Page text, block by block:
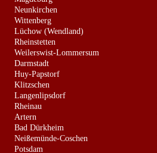
Neunkirchen
Wittenberg
Lüchow (Wendland)
Rheinstetten
Weilerswist-Lommersum
Darmstadt
Huy-Papstorf
Klitzschen
Langenlipsdorf
Rheinau
Artern
Bad Dürkheim
Neißemünde-Coschen
Potsdam